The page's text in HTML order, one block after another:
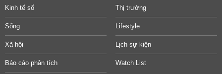
Kinh tế số Thị trường
Sống Lifestyle
Xã hội Lịch sự kiện
Báo cáo phân tích Watch List